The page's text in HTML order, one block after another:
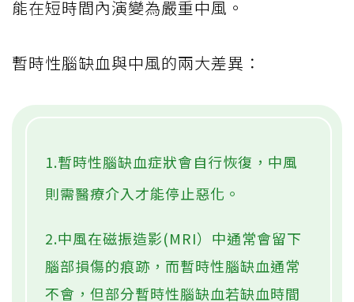
能在短時間內演變為嚴重中風。
暫時性腦缺血與中風的兩大差異：
1.暫時性腦缺血症狀會自行恢復，中風
則需醫療介入才能停止惡化。
2.中風在磁振造影(MRI）中通常會留下
腦部損傷的痕跡，而暫時性腦缺血通常
不會，但部分暫時性腦缺血若缺血時間